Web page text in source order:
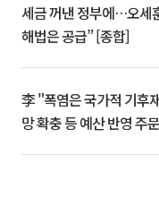
세금 꺼낸 정부에…오세
해법은 공급” [종합]
李 "폭염은 국가적 기후
망 확충 등 예산 반영 주